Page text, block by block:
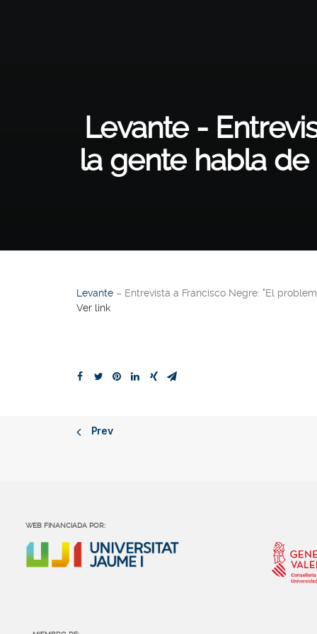
Levante -
la gente habla
Levante – Entrevista a Francisco Negre: "El
Ver link
Prev
WEB FINANCIADA POR: